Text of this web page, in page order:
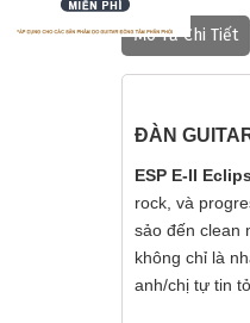
Mô Tả Chi Tiết
ĐÀN
ESP E-II
rock, và
sảo đến clean
không chỉ là
anh/chị tự tin